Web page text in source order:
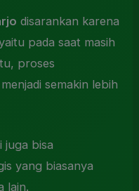
disarankan karena
pada saat masih
proses
semakin lebih
juga bisa
yang biasanya
lain.